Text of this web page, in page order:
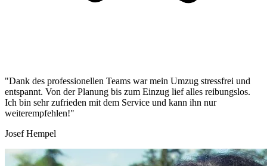
"Dank des professionellen Teams war mein Umzug stressfrei und
entspannt. Von der Planung bis zum Einzug lief alles reibungslos.
Ich bin sehr zufrieden mit dem Service und kann ihn nur
weiterempfehlen!"
Josef Hempel